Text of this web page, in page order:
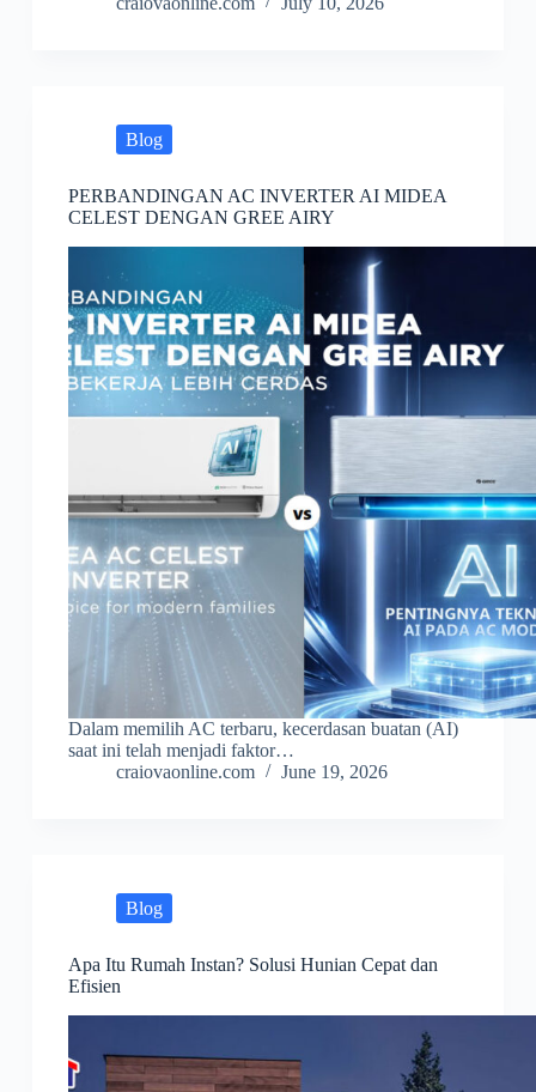
Blog
PERBANDINGAN AC INVERTER AI MIDEA
CELEST DENGAN GREE AIRY
Dalam memilih AC terbaru, kecerdasan buatan (AI)
saat ini telah menjadi faktor…
craiovaonline.com
June 19, 2026
Blog
Apa Itu Rumah Instan? Solusi Hunian Cepat dan
Efisien